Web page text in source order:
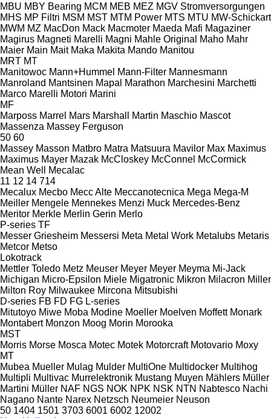
MBU MBY Bearing MCM MEB MEZ MGV Stromversorgungen
MHS MP Filtri MSM MST MTM Power MTS MTU MW-Schickart
MWM MZ MacDon Mack Macmoter Maeda Mafi Magaziner
Magirus Magneti Marelli Magni Mahle Original Maho Mahr
Maier Main Mait Maka Makita Mando Manitou
MRT MT
Manitowoc Mann+Hummel Mann-Filter Mannesmann
Manroland Mantsinen Mapal Marathon Marchesini Marchetti
Marco Marelli Motori Marini
MF
Marposs Marrel Mars Marshall Martin Maschio Mascot
Massenza Massey Ferguson
50 60
Massey Masson Matbro Matra Matsuura Mavilor Max Maximus
Maximus Mayer Mazak McCloskey McConnel McCormick
Mean Well
Mecalac
11 12 14 714
Mecalux Mecbo Mecc Alte Meccanotecnica Mega Mega-M
Meiller Mengele Mennekes Menzi Muck Mercedes-Benz
Meritor Merkle Merlin Gerin Merlo
P-series TF
Messer Griesheim Messersi Meta Metal Work Metalubs Metaris
Metcor Metso
Lokotrack
Mettler Toledo Metz Meuser Meyer Meyer Meyma Mi-Jack
Michigan Micro-Epsilon Miele Migatronic Mikron Milacron Miller
Milton Roy Milwaukee Mircona Mitsubishi
D-series FB FD FG L-series
Mitutoyo Miwe Moba Modine Moeller Moelven Moffett Monark
Montabert Monzon Moog Morin Morooka
MST
Morris Morse Mosca Motec Motek Motorcraft Motovario Moxy
MT
Mubea Mueller Mulag Mulder MultiOne Multidocker Multihog
Multipli Multivac Murrelektronik Mustang Muyen Mählers Müller
Martini Müller NAF NGS NOK NPK NSK NTN Nabtesco Nachi
Nagano Nante Narex Netzsch Neumeier Neuson
50 1404 1501 3703 6001 6002 12002